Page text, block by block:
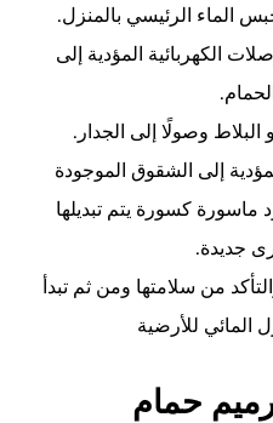
الماء الرئيسي بالمنزل.
الكهربائية المؤدية إلى
وصولًا إلى الجدار.
إلى الشقوق الموجودة
ماسورة كسورة يتم تبديلها
جديدة.
من سلامتها ومن ثم تبدأ
المائي للأرضية
حمام